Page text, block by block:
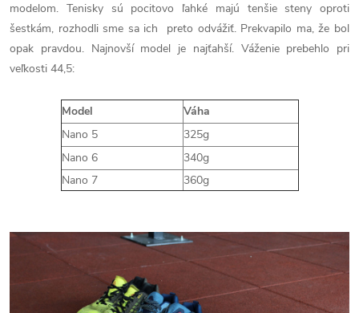
modelom. Tenisky sú pocitovo ľahké majú tenšie steny oproti
šestkám, rozhodli sme sa ich preto odvážiť. Prekvapilo ma, že bol
opak pravdou. Najnovší model je najťahší. Váženie prebehlo pri
veľkosti 44,5:
Model
Váha
Nano 5
325g
Nano 6
340g
Nano 7
360g